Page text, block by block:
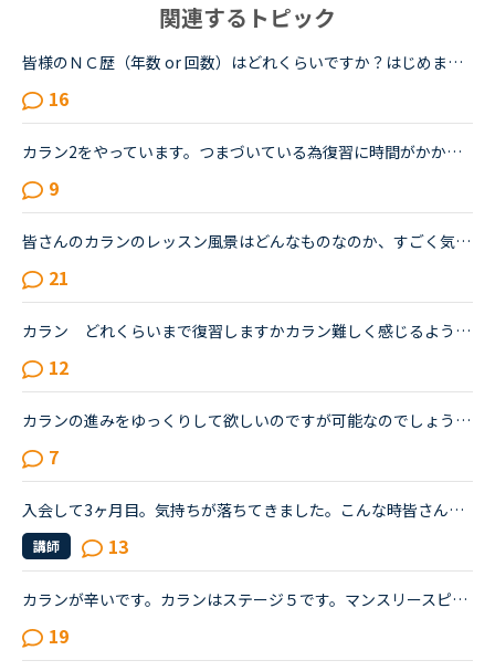
関連するトピック
皆様のＮＣ歴（年数 or 回数）はどれくらいですか？はじめましてこんにちは。私はＮＣ歴まだ数ヶ月の新人ですが、皆様はどれくらい頑張っていらっしゃいますか？こちらで皆さんのトピックを拝見すると、カランsta...
16
カラン2をやっています。つまづいている為復習に時間がかかります。そうなるとカランレッスン以外が全くできなくなっていて、1日２～3レッスンやっていた日常英会話が、今では１～2日に1回のカランレッスンのみに...
9
皆さんのカランのレッスン風景はどんなものなのか、すごく気になってます。私は間もなくカランstage6に入るものです。毎日1〜2レッスンのカランを受けています。超高速の先生に当たった時や、復習してたのに全然...
21
カラン どれくらいまで復習しますかカラン難しく感じるようになりました皆さん、復習はどれくらいやっていますか終わったレッスンはスラスラと言えるくらいやっていますか？私はささっとしか復習していなかった...
12
カランの進みをゆっくりして欲しいのですが可能なのでしょうか？あと、カランの復習の仕方がよく分かりません。今、カランを受けています。途中、中断もありましたが最近再開しました。ステージ２から始めて、今...
7
入会して3ヶ月目。気持ちが落ちてきました。こんな時皆さんならどうしますか？こんにちは。英語は大学受験で勉強したのが最後の現在26歳です。英語喋れたら格好良いよな〜という憧れを実現させてやろうじゃないか...
講師 13
カランが辛いです。カランはステージ５です。マンスリースピーキングテストは毎回５か６です。オンライン英会話は1年前に他社で入会し、カランに惹かれてNCへ転校（？）しました。最初は死ぬほど緊張していたレッ...
19